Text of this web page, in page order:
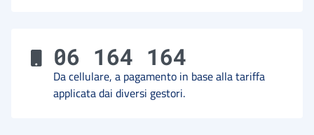
06 164 164
Da cellulare, a pagamento in base alla tariffa
applicata dai diversi gestori.